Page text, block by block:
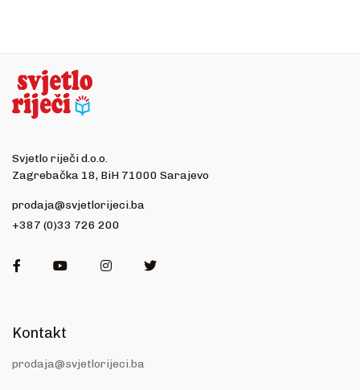
Svjetlo riječi d.o.o.
Zagrebačka 18, BiH 71000 Sarajevo
prodaja@svjetlorijeci.ba
+387 (0)33 726 200
FacebookYoutubeInstagramTwitter
Kontakt
prodaja@svjetlorijeci.ba